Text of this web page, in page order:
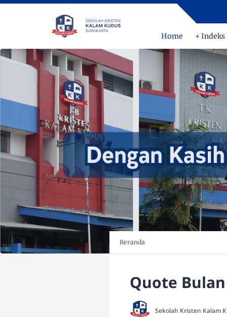
Home + Indeks
Beranda
Quote
Sekolah Kristen Kalam